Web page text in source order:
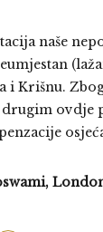
naše
i Krišnu.
drugim ovdje